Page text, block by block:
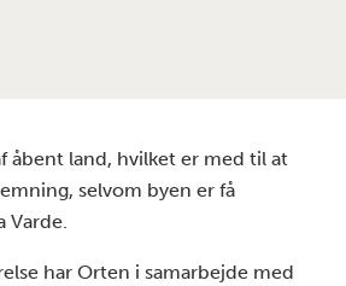
åbent land, hvilket er med til at
selvom byen er få
Varde.
har Orten i samarbejde med